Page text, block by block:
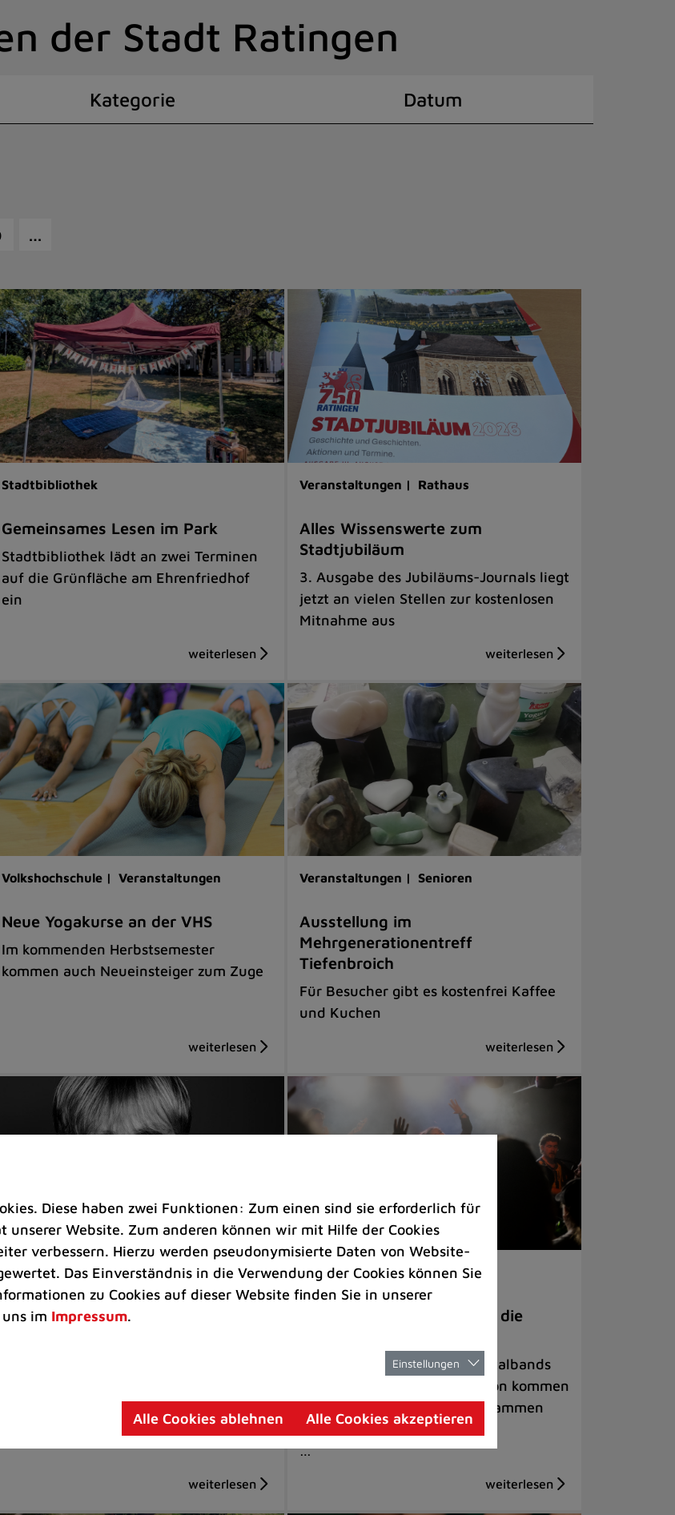
der Stadt Ratingen
Kategorie Datum
…
Stadtbibliothek
Gemeinsames Lesen im Park
Stadtbibliothek lädt an zwei Terminen
auf die Grünfläche am Ehrenfriedhof
ein
Veranstaltungen | Rathaus
Alles Wissenswerte zum
Stadtjubiläum
3. Ausgabe des Jubiläums-Journals liegt
jetzt an vielen Stellen zur kostenlosen
Mitnahme aus
Volkshochschule | Veranstaltungen
Neue Yogakurse an der VHS
Im kommenden Herbstsemester
kommen auch Neueinsteiger zum Zuge
Veranstaltungen | Senioren
Ausstellung im
Mehrgenerationentreff
Tiefenbroich
Für Besucher gibt es kostenfrei Kaffee
und Kuchen
Veranstaltungen
Kultkicker Ansgar Brinkmann
Veranstaltungen
„Manege Madness“ bringt die
Internationale Rock- und Metalbands
und starke Acts aus der Region kommen
am 17. Oktober in Lintorf zusammen
…
Diese haben zwei Funktionen: Zum einen sind sie erforderlich für
Website. Zum anderen können wir mit Hilfe der Cookies
verbessern. Hierzu werden pseudonymisierte Daten von Website-
Das Einverständnis in die Verwendung der Cookies können Sie
zu Cookies auf dieser Website finden Sie in unserer
im Impressum.
Einstellungen
Alle Cookies ablehnen Alle Cookies akzeptieren